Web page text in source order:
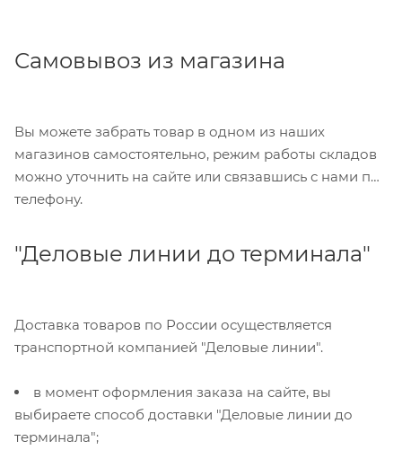
Самовывоз из магазина
Вы можете забрать товар в одном из наших
магазинов самостоятельно, режим работы складов
можно уточнить на сайте или связавшись с нами по
телефону.
"Деловые линии до терминала"
Доставка товаров по России осуществляется
транспортной компанией "Деловые линии".
в момент оформления заказа на сайте, вы
выбираете способ доставки "Деловые линии до
терминала";